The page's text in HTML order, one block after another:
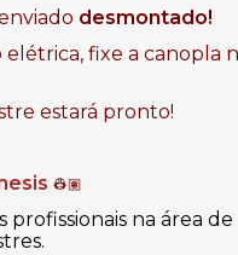
desmontado!
elétrica, fixe a canopla
estará pronto!
👷🏽
profissionais na área de